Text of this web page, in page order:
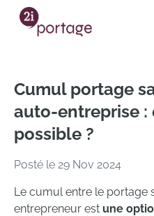
Cumul portage
auto-entreprise :
possible ?
Posté le 29 Nov 2024
Le cumul entre le portage
entrepreneur est une